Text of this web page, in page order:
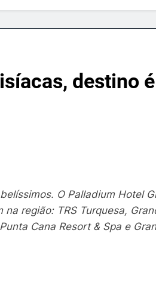
destino é
O Palladium Hotel
região: TRS Turquesa,
Cana Resort & Spa e